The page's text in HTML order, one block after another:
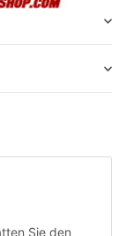
Sie den